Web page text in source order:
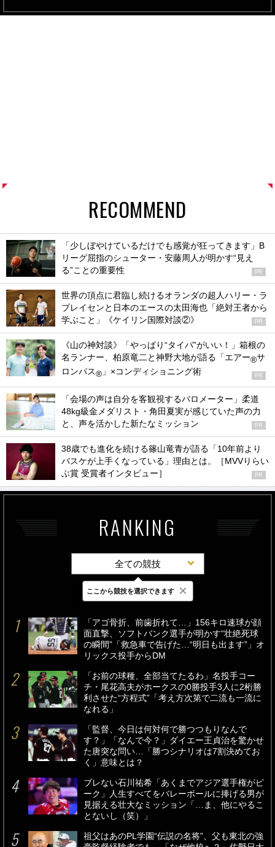
RECOMMEND
「少しぼやけているだけでも感覚が狂ってきます」B
リーグ屈指のシューター・安藤周人が明かす“見え
る”ことの重要性
PR
世界の頂点に君臨し続けるオランダの超人ハリー・ラ
ブレイセンと日本のエースの太田海也「絶対王者から
学ぶこと」《ケイリン国際対談②》
PR
《山の神対談》「やっぱり“タイパ”がいい！」箱根の
名ランナー、柏原竜二と神野大地が語る「エアー®サ
ロンパス® 」×コンディショニング術 PR
「会場の声は自分を客観視するバロメーター」柔道
48kg級金メダリスト・角田夏実が感じていた声の力
と、声を活かした新たなミッション
PR
38歳でも進化を続ける篠山竜青が語る「10年前より
バスケが上手くなっている」理由とは。［MVVりらい
ぶ賞 受賞者インタビュー］
PR
RANKING
全ての競技
最新 24時間 週間
「アゴ骨折、前歯折れて…」156キロ速球が顔
面直撃、ソフトバンク選手が明かす“壮絶死球
の瞬間”「救急車で告げた…“明日も出ます”」オ
リックス投手からDM
「お前の球種、全部当てたるわ」名投手コー
チ・尾花高夫がホークスの0勝投手3人に2桁勝
利させた“方程式”「考え方次第で二流も一流に
なれる」
「監督、今日は何対何で勝つつもりなんで
す？」「なんで今？」ダイエー王貞治を驚かせ
た唐突な問い…「勝つシナリオは7割決めてお
く」意味とは？
ブレない石川祐希「あくまでアジア選手権がピ
ーク」人生すべてをバレーボールに捧げる男が
見据える壮大なミッション「…ま、他にやるこ
とないし（笑）」
祖父はあのPL学園“伝説の名将”、父も東北の強
ここから競技を選択できます ×